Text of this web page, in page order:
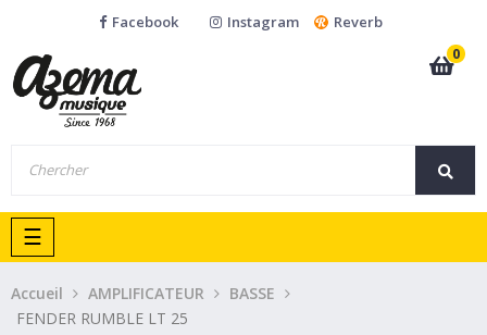
Facebook Instagram
Reverb
0
Basculer
la
navigation
☰
Accueil AMPLIFICATEUR
BASSE
FENDER RUMBLE LT 25